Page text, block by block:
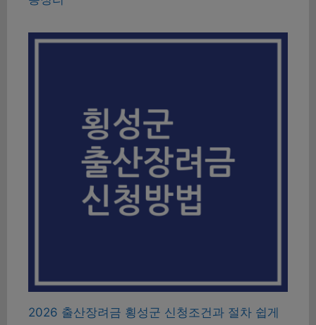
2026 출산장려금 횡성군 신청조건과 절차 쉽게